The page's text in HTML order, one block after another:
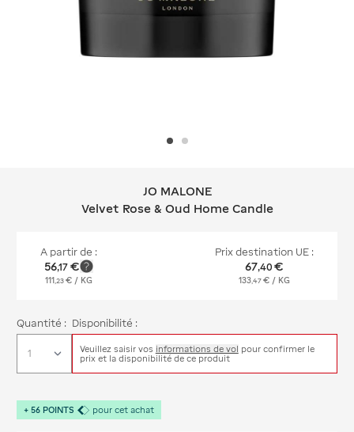
JO MALONE Velvet Rose & Oud
JO MALONE
Velvet Rose & Oud Home Candle
A partir de :
56,17 €
111 23 € / KG
Prix destination UE :
67,40 €
133, 47 € / KG
Quantité : Disponibilité :
Veuillez saisir vos informations de vol pour confirmer le
prix et la disponibilité de ce produit
+ 56 POINTS pour cet achat